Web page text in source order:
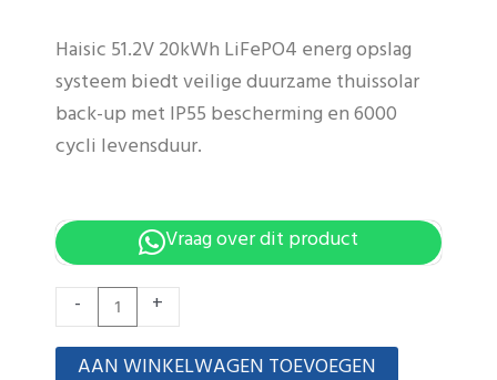
Haisic 51.2V 20kWh LiFePO4 energ opslag
systeem biedt veilige duurzame thuissolar
back-up met IP55 bescherming en 6000
cycli levensduur.
Vraag over dit product
-
Haisic
51.2V
20kWh
+
AAN WINKELWAGEN TOEVOEGEN